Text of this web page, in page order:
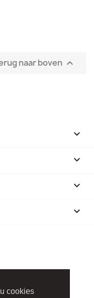
cookies
naar boven 



keyboard_arrow_down